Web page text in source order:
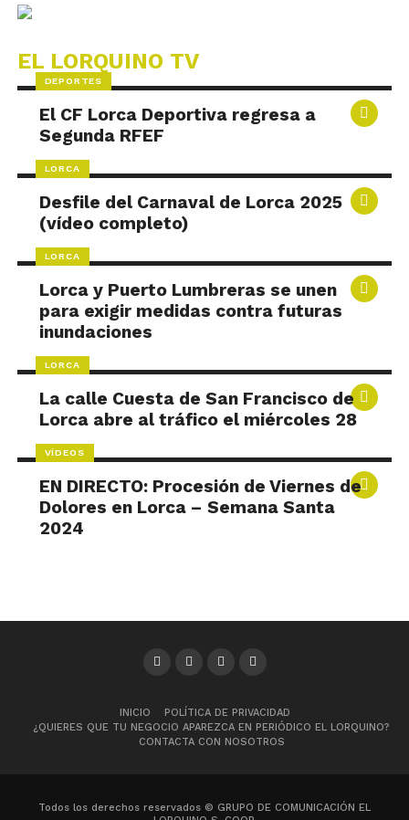
EL LORQUINO TV
DEPORTES
El CF Lorca Deportiva regresa a
Segunda RFEF
LORCA
Desfile del Carnaval de Lorca 2025
(vídeo completo)
LORCA
Lorca y Puerto Lumbreras se unen
para exigir medidas contra futuras
inundaciones
LORCA
La calle Cuesta de San Francisco de
Lorca abre al tráfico el miércoles 28
VÍDEOS
EN DIRECTO: Procesión de Viernes de
Dolores en Lorca – Semana Santa
2024
INICIO
POLÍTICA DE PRIVACIDAD
¿QUIERES QUE TU NEGOCIO APAREZCA EN PERIÓDICO EL LORQUINO?
CONTACTA CON NOSOTROS
Todos los derechos reservados © GRUPO DE COMUNICACIÓN EL